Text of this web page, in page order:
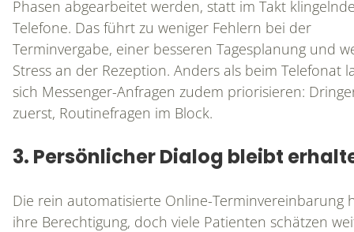
Phasen abgearbeitet werden, statt im Takt
Telefone. Das führt zu weniger Fehlern bei der
Terminvergabe, einer besseren Tagesplanung und
Stress an der Rezeption. Anders als beim Telefonat
sich Messenger-Anfragen zudem priorisieren:
zuerst, Routinefragen im Block.
3. Persönlicher Dialog bleibt
Die rein automatisierte Online-Terminvereinbarung
ihre Berechtigung, doch viele Patienten schätzen